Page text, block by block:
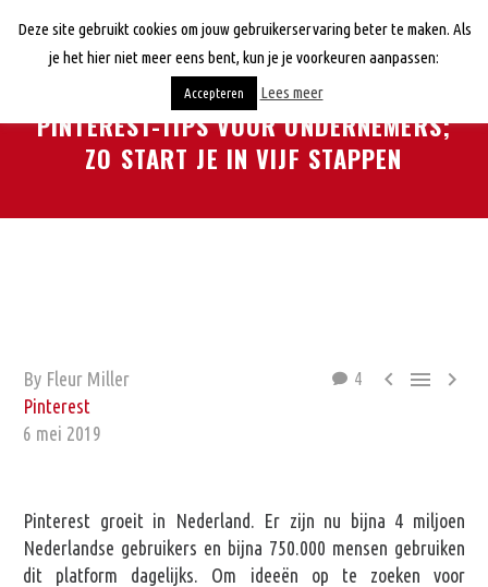
PINTEREST-TIPS VOOR ONDERNEMERS;
ZO START JE IN VIJF STAPPEN
4   
By Fleur Miller
Pinterest
6 mei 2019
Pinterest groeit in Nederland. Er zijn nu bijna 4 miljoen
Nederlandse gebruikers en bijna 750.000 mensen gebruiken
dit platform dagelijks. Om ideeën op te zoeken voor
Deze site gebruikt cookies om jouw gebruikerservaring beter te maken. Als
je het hier niet meer eens bent, kun je je voorkeuren aanpassen:
Accepteren Lees meer